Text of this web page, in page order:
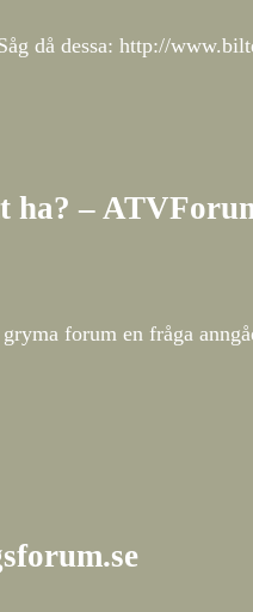
då dessa: http://
ha? –
forum en fråga